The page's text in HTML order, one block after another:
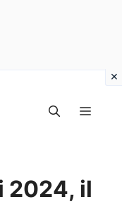
2024, il